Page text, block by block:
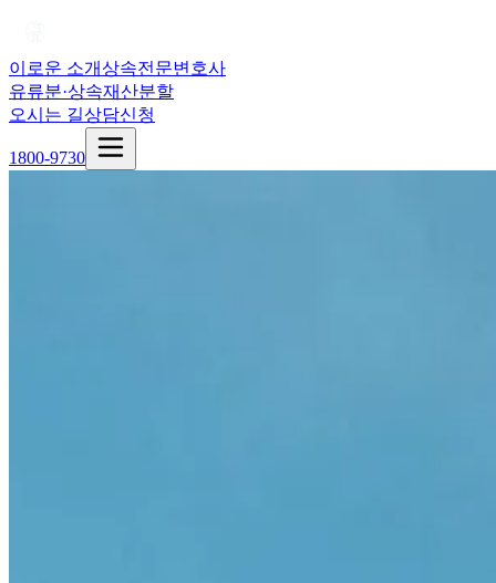
이로운 소개상속전문변호사
유류분·상속재산분할
오시는 길상담신청
1800-9730